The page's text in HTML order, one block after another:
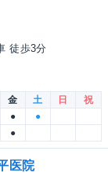
徒歩3分
金 土 日
祝
●
●
●
医院